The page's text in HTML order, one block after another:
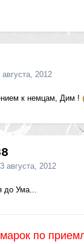
августа, 2012
к немцам, Дим !
августа, 2012
до Ума...
по